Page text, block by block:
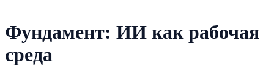
Фундамент: ИИ как рабочая
среда